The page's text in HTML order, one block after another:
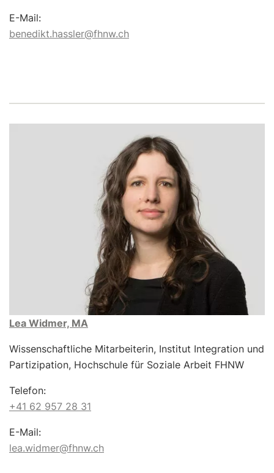
E-Mail:
benedikt.hassler@fhnw.ch
Lea Widmer, MA
Wissenschaftliche Mitarbeiterin, Institut Integration und
Partizipation, Hochschule für Soziale Arbeit FHNW
Telefon:
+41 62 957 28 31
E-Mail:
lea.widmer@fhnw.ch